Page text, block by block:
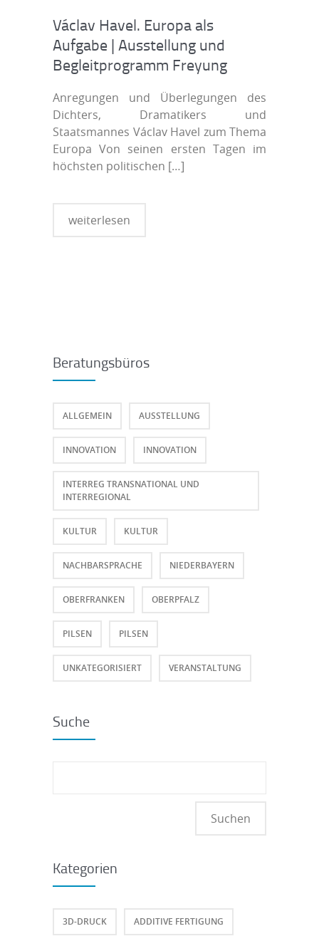
Václav Havel. Europa als
Aufgabe | Ausstellung und
Begleitprogramm Freyung
Anregungen und Überlegungen des
Dichters, Dramatikers und
Staatsmannes Václav Havel zum Thema
Europa Von seinen ersten Tagen im
höchsten politischen […]
weiterlesen
Beratungsbüros
ALLGEMEIN AUSSTELLUNG
INNOVATION INNOVATION
INTERREG TRANSNATIONAL UND
INTERREGIONAL
KULTUR KULTUR
NACHBARSPRACHE NIEDERBAYERN
OBERFRANKEN OBERPFALZ
PILSEN PILSEN
UNKATEGORISIERT VERANSTALTUNG
Suche
Kategorien
3D-DRUCK ADDITIVE FERTIGUNG